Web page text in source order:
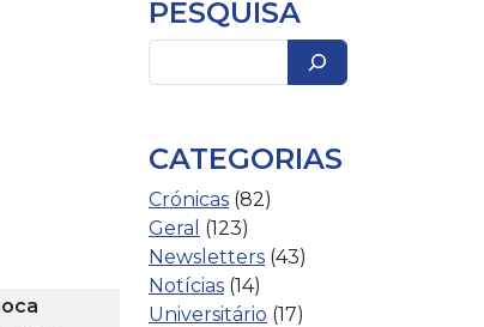
PESQUISA
CATEGORIAS
Crónicas (82)
Geral (123)
Newsletters (43)
Notícias (14)
Universitário (17)